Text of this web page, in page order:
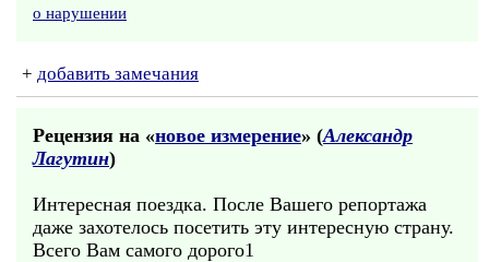
о нарушении
+ добавить замечания
Рецензия на «новое измерение» (Александр
Лагутин)
Интересная поездка. После Вашего репортажа
даже захотелось посетить эту интересную страну.
Всего Вам самого дорого1